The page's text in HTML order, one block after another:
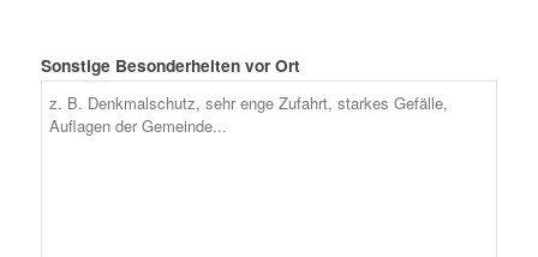
Sonstige Besonderheiten vor Ort